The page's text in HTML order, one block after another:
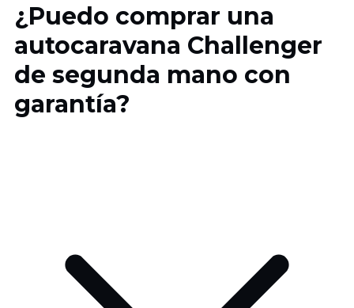
¿Puedo comprar una
autocaravana Challenger
de segunda mano con
garantía?